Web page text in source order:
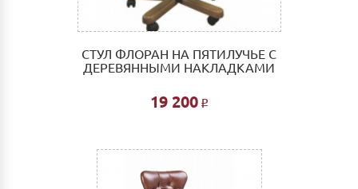
СТУЛ ФЛОРАН НА ПЯТИЛУЧЬЕ С
ДЕРЕВЯННЫМИ НАКЛАДКАМИ
19 200 Р